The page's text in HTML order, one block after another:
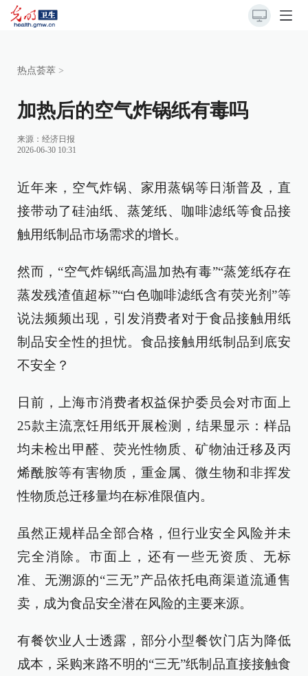
热点荟萃 >
加热后的空气炸锅纸有毒吗
来源： 经济日报
2026-06-30 10:31
近年来，空气炸锅、家用蒸锅等日渐普及，直
接带动了硅油纸、蒸笼纸、咖啡滤纸等食品接
触用纸制品市场需求的增长。
然而，“空气炸锅纸高温加热有毒”“蒸笼纸存在
蒸发残渣值超标”“白色咖啡滤纸含有荧光剂”等
说法频频出现，引发消费者对于食品接触用纸
制品安全性的担忧。食品接触用纸制品到底安
不安全？
日前，上海市消费者权益保护委员会对市面上
25款主流烹饪用纸开展检测，结果显示：样品
均未检出甲醛、荧光性物质、矿物油迁移及丙
烯酰胺等有害物质，重金属、微生物和非挥发
性物质总迁移量均在标准限值内。
虽然正规样品全部合格，但行业安全风险并未
完全消除。市面上，还有一些无资质、无标
准、无溯源的“三无”产品依托电商渠道流通售
卖，成为食品安全潜在风险的主要来源。
有餐饮业人士透露，部分小型餐饮门店为降低
成本，采购来路不明的“三无”纸制品直接接触食